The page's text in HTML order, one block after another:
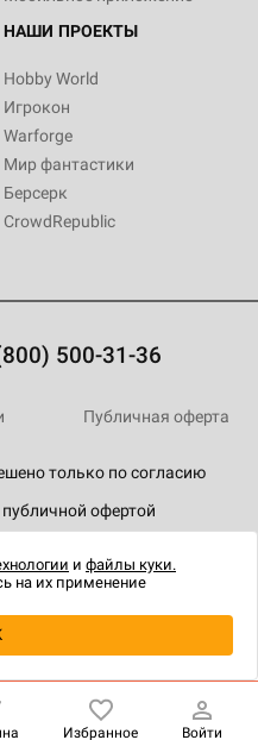
наличии
НАШИ ПРОЕКТЫ
Hobby World
Игрокон
Warforge
Мир фантастики
Берсерк
CrowdRepublic
500-31-36
только по согласию
офертой
Публичная оферта
Избранное Войти
и файлы куки.
на их применение